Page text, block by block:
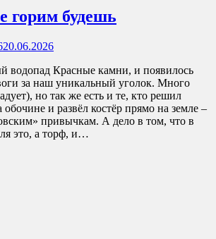
горим будешь
20.06.2026
водопад Красные камни, и появилось
за наш уникальный уголок. Много
но так же есть и те, кто решил
и развёл костёр прямо на земле –
привычкам. А дело в том, что в
это, а торф, и…